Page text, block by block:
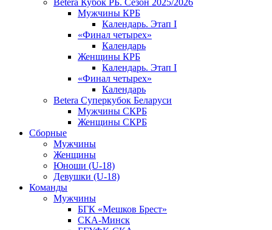
Betera Кубок РБ. Сезон 2025/2026
Мужчины КРБ
Календарь. Этап I
«Финал четырех»
Календарь
Женщины КРБ
Календарь. Этап I
«Финал четырех»
Календарь
Betera Суперкубок Беларуси
Мужчины СКРБ
Женщины СКРБ
Сборные
Мужчины
Женщины
Юноши (U-18)
Девушки (U-18)
Команды
Мужчины
БГК «Мешков Брест»
СКА-Минск